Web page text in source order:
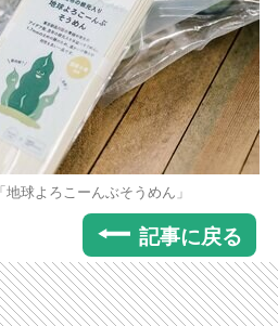
球よろこーんぶそうめん」
記事に戻る